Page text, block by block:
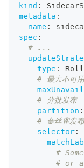
kind :
metadata :
name :
spec :
# ...
type :
# 最大不可
# 分批发布
partition :
# 金丝雀发
selector :
#
# or